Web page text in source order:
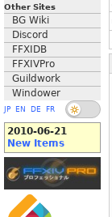
Other Sites
BG Wiki
Discord
FFXIDB
FFXIVPro
Guildwork
Windower
JP EN DE FR
2010-06-21
New Items